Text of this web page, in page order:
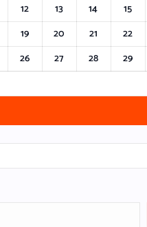
12 13 14 15
19 20 21 22
26 27 28 29